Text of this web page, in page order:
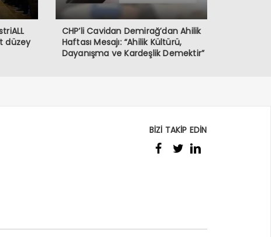
düzey
CHP’li Cavidan Demirağ’dan Ahilik
Haftası Mesajı: “Ahilik Kültürü,
Dayanışma ve Kardeşlik Demektir”
BİZİ TAKİP EDİN